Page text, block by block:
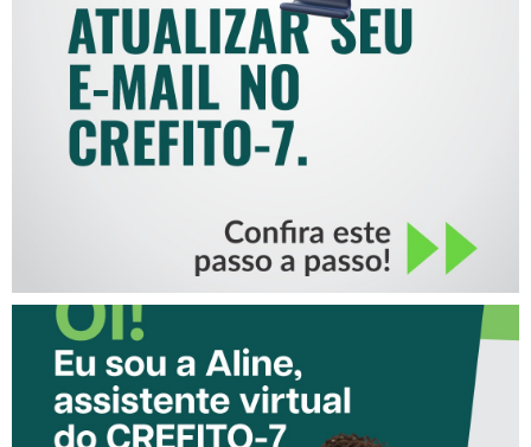
COMO ATUALIZAR SEU E-
MAIL NO CREFITO-7